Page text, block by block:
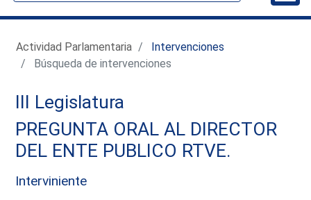
Actividad Parlamentaria
Intervenciones
Búsqueda de intervenciones
III Legislatura
PREGUNTA ORAL AL DIRECTOR
DEL ENTE PUBLICO RTVE.
Interviniente